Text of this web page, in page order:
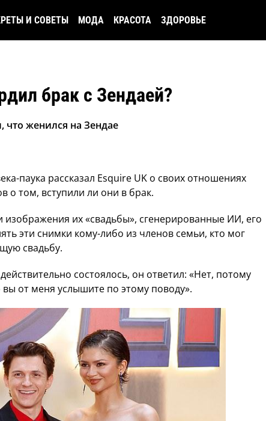
И СОВЕТЫ МОДА КРАСОТА ЗДОРОВЬЕ
брак с Зендаей?
женился на Зендае
паука рассказал Esquire UK о своих отношениях
о том, вступили ли они в брак.
изображения их «свадьбы», сгенерированные ИИ, его
эти снимки кому-либо из членов семьи, кто мог
свадьбу.
состоялось, он ответил: «Нет, потому
от меня услышите по этому поводу».